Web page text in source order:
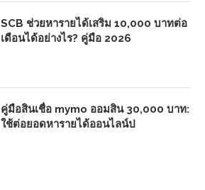
SCB ช่วยหารายได้เสริม 10,000 บาทต่อ
เดือนได้อย่างไร? คู่มือ 2026
คู่มือสินเชื่อ mymo ออมสิน 30,000 บาท:
ใช้ต่อยอดหารายได้ออนไลน์ป